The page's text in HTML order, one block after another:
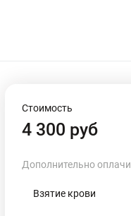
Стоимость
4 300 руб
Дополнительно
Взятие крови